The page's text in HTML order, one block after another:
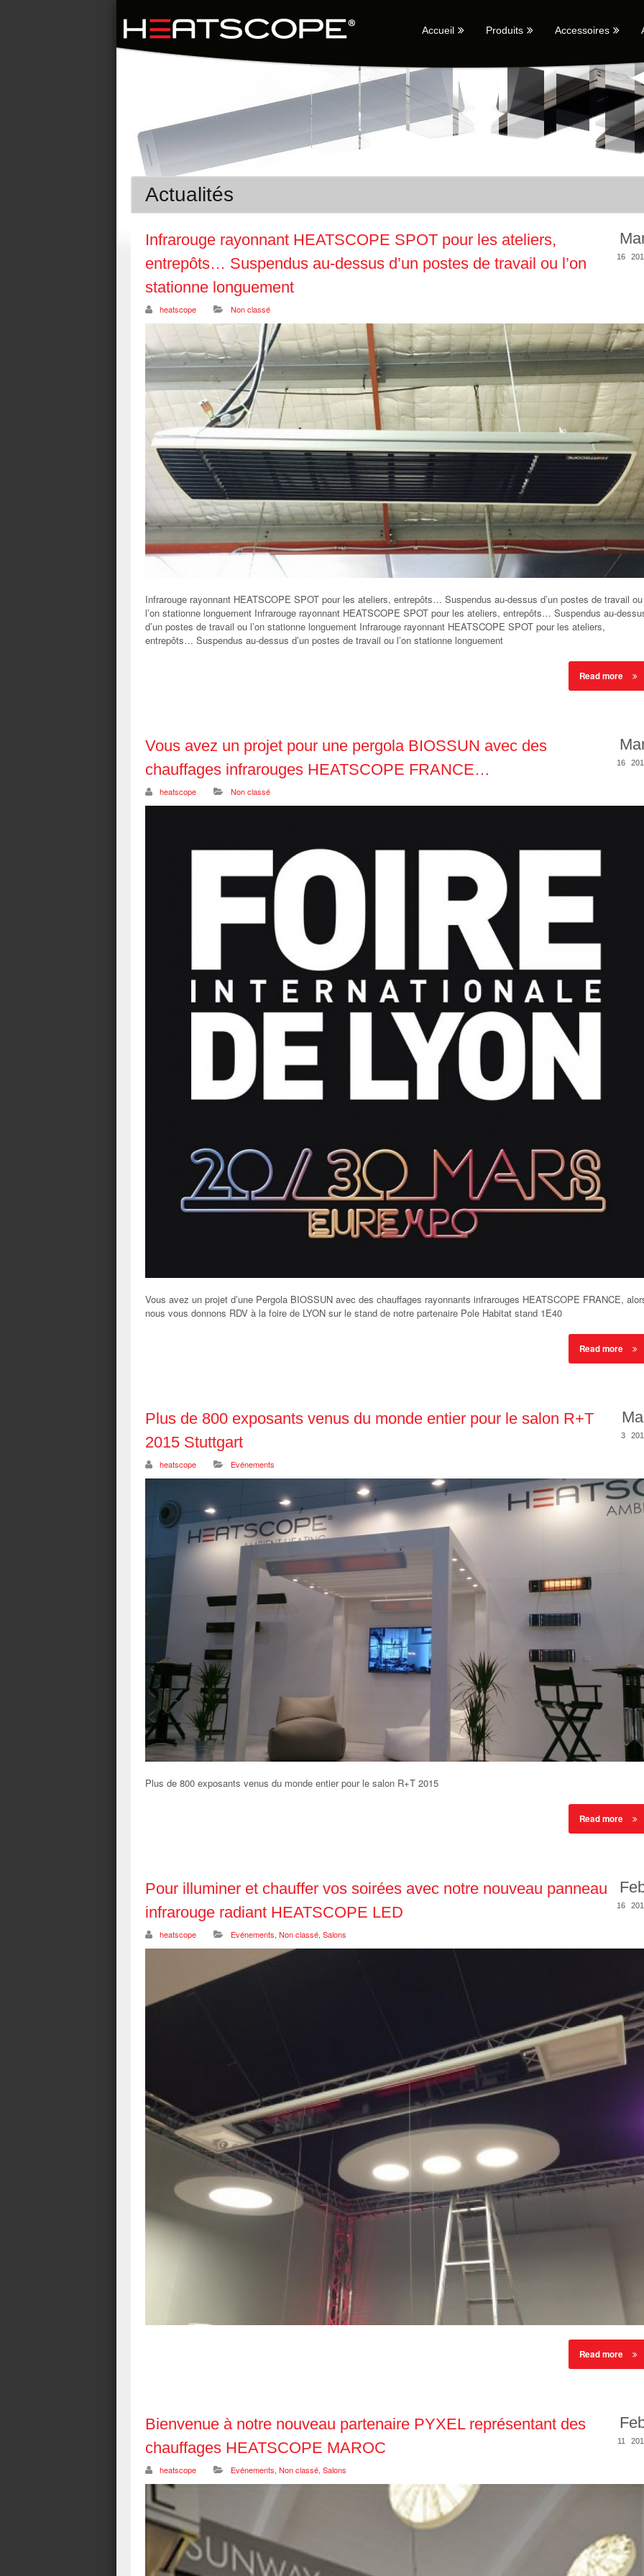
Accueil Produits Accessoires
Actualités
16
Infrarouge rayonnant HEATSCOPE SPOT pour les ateliers,
entrepôts… Suspendus au-dessus d’un postes de travail ou l’on
stationne longuement
heatscope Non classé
Infrarouge rayonnant HEATSCOPE SPOT pour les ateliers, entrepôts… Suspendus au-dessus d’un postes de travail ou
l’on stationne longuement Infrarouge rayonnant HEATSCOPE SPOT pour les ateliers, entrepôts… Suspendus au-
d’un postes de travail ou l’on stationne longuement Infrarouge rayonnant HEATSCOPE SPOT pour les ateliers,
entrepôts… Suspendus au-dessus d’un postes de travail ou l’on stationne longuement
Read more
16
Vous avez un projet pour une pergola BIOSSUN avec des
chauffages infrarouges HEATSCOPE FRANCE…
heatscope Non classé
Vous avez un projet d’une Pergola BIOSSUN avec des chauffages rayonnants infrarouges HEATSCOPE FRANCE,
nous vous donnons RDV à la foire de LYON sur le stand de notre partenaire Pole Habitat stand 1E40
Read more
3
Plus de 800 exposants venus du monde entier pour le salon R+T
2015 Stuttgart
heatscope Evénements
Plus de 800 exposants venus du monde entier pour le salon R+T 2015
Read more
16
Pour illuminer et chauffer vos soirées avec notre nouveau panneau
infrarouge radiant HEATSCOPE LED
heatscope Evénements, Non classé, Salons
Read more
11
Bienvenue à notre nouveau partenaire PYXEL représentant des
chauffages HEATSCOPE MAROC
heatscope Evénements, Non classé, Salons